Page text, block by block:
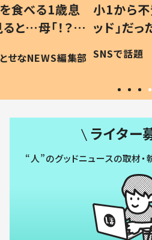
歳息
？」
編集部
小1から不登校、息
ッド」だった 父が
作り続ける理由と
#令和の子
SNSで話題 ほ・と
ライター
“人”のグッドニュースの取材・